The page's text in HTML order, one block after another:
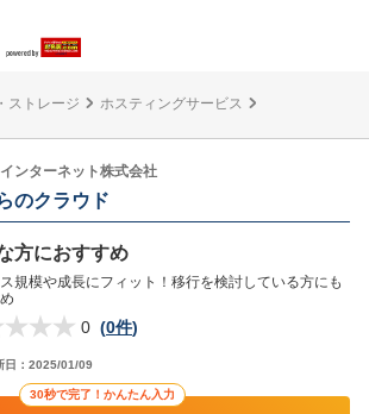
ストレージ
ホスティングサービス
ンターネット株式会社
のクラウド
方におすすめ
規模や成長にフィット！移行を検討している方にも
0 (0件)
： 2025/01/09
30秒で完了！かんたん入力